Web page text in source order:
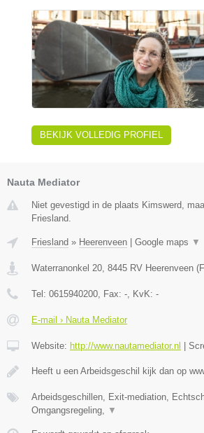
BEKIJK VOLLEDIG PROFIEL
Nauta Mediator
Niet gevestigd in de plaats Kimswerd,
Friesland.
Friesland » Heerenveen Google maps ▼
Waterranonkel 20 8445 RV Heerenveen (
Tel: 0615940200 , Fax: - , KvK: -
E-mail › Nauta Mediator
Website: http://www.nautamediator.nl
Heeft u een Arbeidsgeschil kijk dan op
Arbeidsgeschillen, Exit-mediation,
Omgangsregeling,
▼